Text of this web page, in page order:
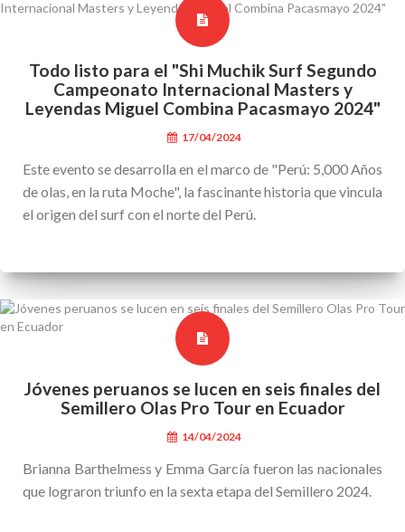
Todo listo para el "Shi Muchik Surf Segundo
Campeonato Internacional Masters y
Leyendas Miguel Combina Pacasmayo 2024"
17/04/2024
Este evento se desarrolla en el marco de "Perú: 5,000 Años
de olas, en la ruta Moche", la fascinante historia que vincula
el origen del surf con el norte del Perú.
Jóvenes peruanos se lucen en seis finales del
Semillero Olas Pro Tour en Ecuador
14/04/2024
Brianna Barthelmess y Emma García fueron las nacionales
que lograron triunfo en la sexta etapa del Semillero 2024.